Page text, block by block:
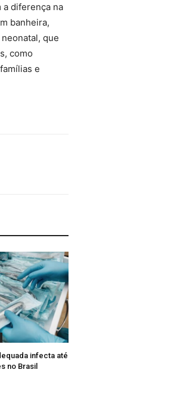
a diferença na
banheira,
que
como
e
infecta até
no Brasil